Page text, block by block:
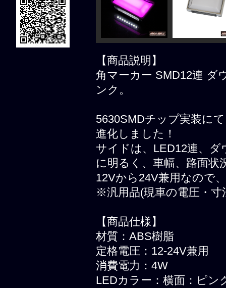
【商品説明】
角マーカー SMD12連 ダ
ンク。
5630SMDチップ実装に
進化しました！
サイドは、LED12連、
に明るく、車幅、路面
12Vから24V兼用なので
※汎用品(現車の電圧・
【商品仕様】
材質：ABS樹脂
定格電圧：12-24V兼用
消費電力：4W
LEDカラー：横面：ピン